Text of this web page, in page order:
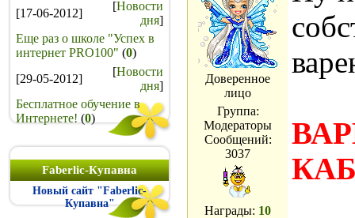
[17-06-2012]
[Новости
дня]
Еще раз о школе "Успех в
интернет PRO100" (0)
[29-05-2012]
[Новости
дня]
Бесплатное обучение в
Интернете! (0)
Faberlic-Купавна
Новый сайт "Faberlic-
Купавна"
Доверенное
лицо
Группа:
Модераторы
Сообщений:
3037
Награды: 10